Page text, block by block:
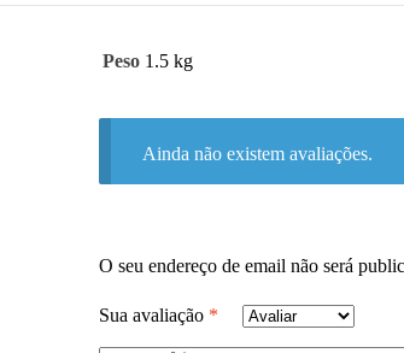
Peso 1.5 kg
Ainda não existem avaliações.
O seu endereço de email não será
Sua avaliação *